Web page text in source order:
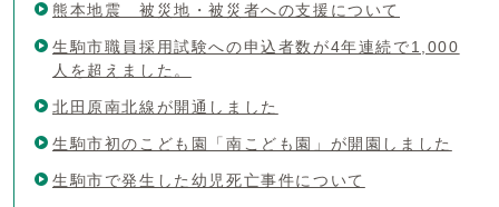
熊本地震 被災地・被災者への支援について
生駒市職員採用試験への申込者数が4年連続で1,000
人を超えました。
北田原南北線が開通しました
生駒市初のこども園「南こども園」が開園しました
生駒市で発生した幼児死亡事件について